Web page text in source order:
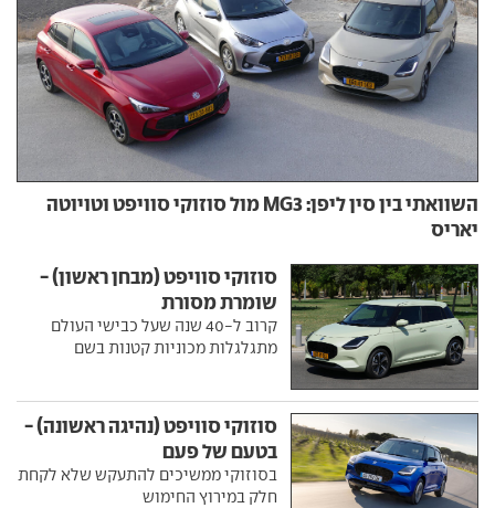
השוואתי בין סין ליפן: MG3 מול סוזוקי סוויפט וטויוטה
יאריס
סוזוקי סוויפט (מבחן ראשון) -
שומרת מסורת
קרוב ל-40 שנה שעל כבישי העולם
מתגלגלות מכוניות קטנות בשם
סוזוקי סוויפט (נהיגה ראשונה) -
בטעם של פעם
בסוזוקי ממשיכים להתעקש שלא לקחת
חלק במירוץ החימוש